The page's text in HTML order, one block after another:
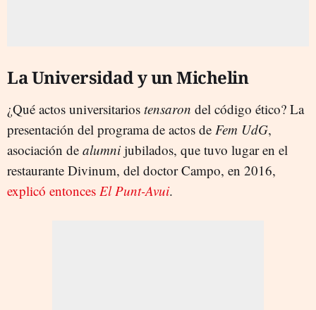
La Universidad y un Michelin
¿Qué actos universitarios tensaron del código ético? La
presentación del programa de actos de Fem UdG,
asociación de alumni jubilados, que tuvo lugar en el
restaurante Divinum, del doctor Campo, en 2016,
explicó entonces El Punt-Avui.